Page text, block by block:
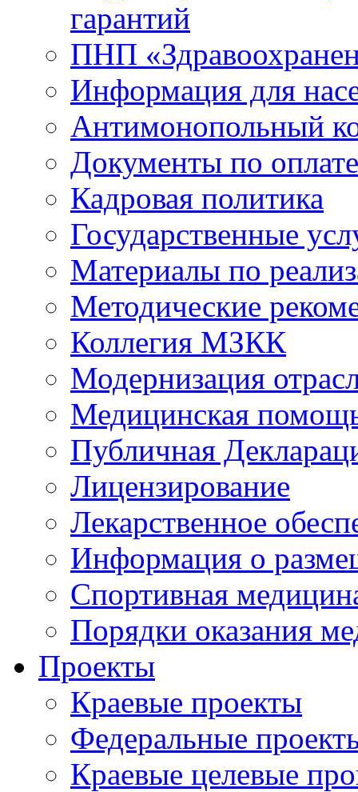
гарантий
ПНП
Информация для
Антимонопольный
Документы по
Кадровая политика
Государственные
Материалы по
Методические
Коллегия МЗКК
Модернизация
Медицинская
Публичная
Лицензирование
Лекарственное
Информация о
Спортивная
Порядки оказания
Проекты
Краевые проекты
Федеральные
Краевые целевые